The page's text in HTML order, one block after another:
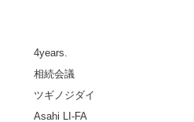
4years.
相続会議
ツギノジダイ
Asahi LI-FA